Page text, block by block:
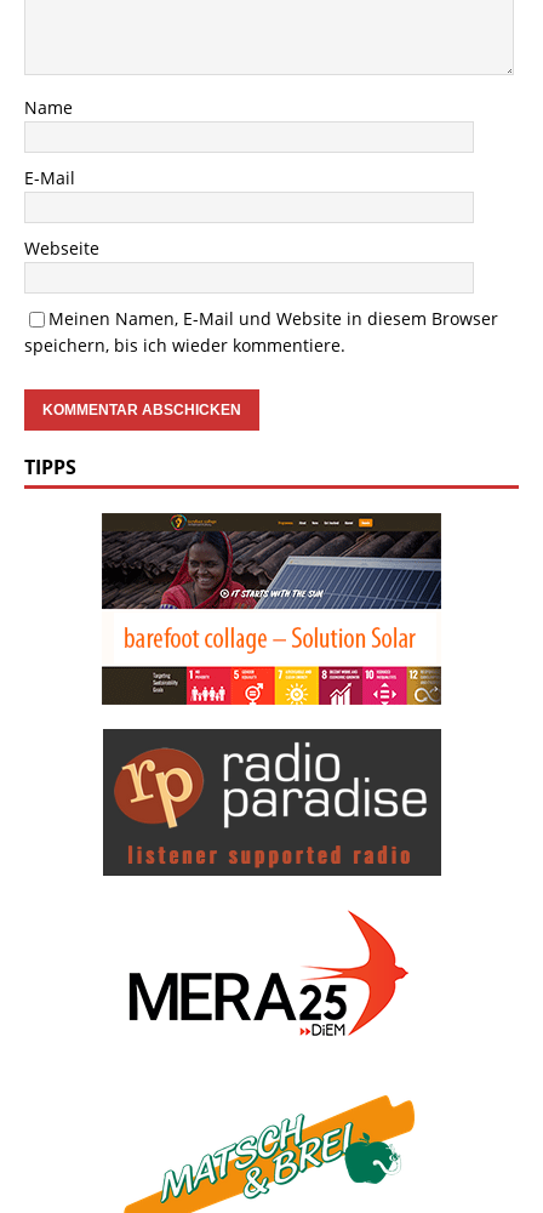
Name
E-Mail
Webseite
Meinen Namen, E-Mail und Website in diesem Browser
speichern, bis ich wieder kommentiere.
TIPPS